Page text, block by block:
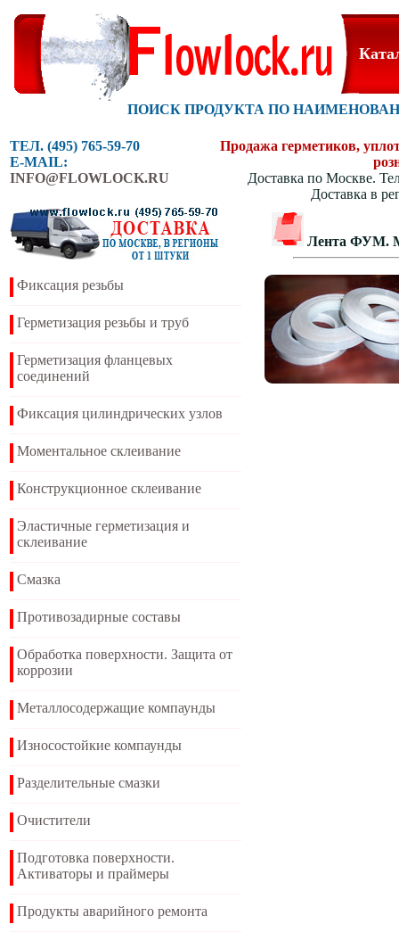
ПОИСК ПРОДУКТА ПО
ТЕЛ. (495) 765-59-70
E-MAIL:
INFO@FLOWLOCK.RU
Продажа герметиков,
Доставка по Москве.
Доставка в
Фиксация резьбы
Герметизация резьбы и труб
Герметизация фланцевых
соединений
Фиксация цилиндрических узлов
Моментальное склеивание
Конструкционное склеивание
Эластичные герметизация и
склеивание
Смазка
Противозадирные составы
Обработка поверхности. Защита от
коррозии
Металлосодержащие компаунды
Износостойкие компаунды
Разделительные смазки
Очистители
Подготовка поверхности.
Активаторы и праймеры
Продукты аварийного ремонта
Лента ФУМ.